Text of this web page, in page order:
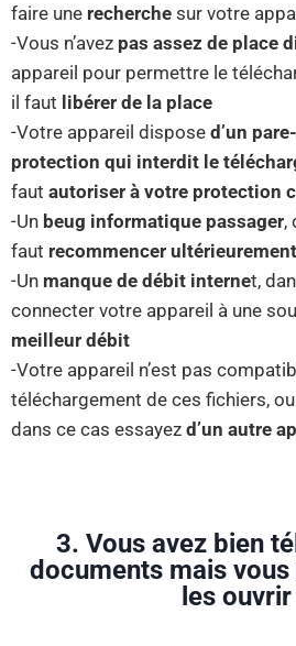
faire une recherche sur votre
-Vous n’avez pas assez de place
appareil pour permettre le
il faut libérer de la place
-Votre appareil dispose d’un
protection qui interdit le
faut autoriser à votre protection
-Un beug informatique passager,
faut recommencer ultérieurement
-Un manque de débit internet,
connecter votre appareil à une
meilleur débit
-Votre appareil n’est pas
téléchargement de ces fichiers,
dans ce cas essayez d’un autre
3. Vous avez bien
documents mais vous
les ouvrir